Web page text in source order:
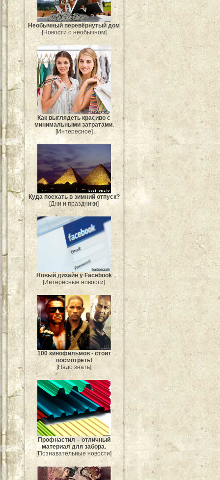
Необычный перевёрнутый дом
[Новости о необычном]
Как выглядеть красиво с
минимальными затратами.
[Интересное]
Куда поехать в зимний отпуск?
[Дни и праздники]
Новый дизайн у Facebook
[Интересные новости]
100 кинофильмов - стоит
посмотреть!
[Надо знать]
Профнастил – отличный
материал для забора.
[Познавательные новости]